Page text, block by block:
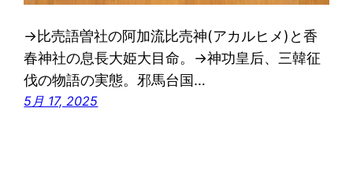
→比売語曽社の阿加流比売神(アカルヒメ)と香
春神社の息長大姫大目命。→神功皇后、三韓征
伐の物語の実態。邪馬台国…
5月 17, 2025